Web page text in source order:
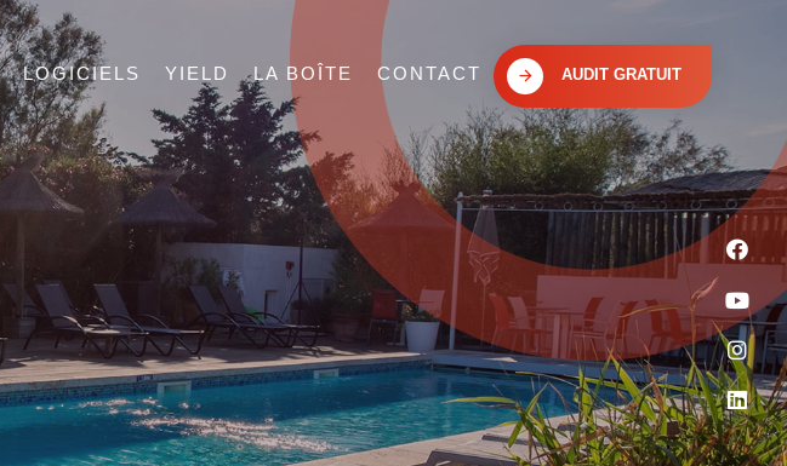
LOGICIELS YIELD LA BOÎTE CONTACT AUDIT GRATUIT